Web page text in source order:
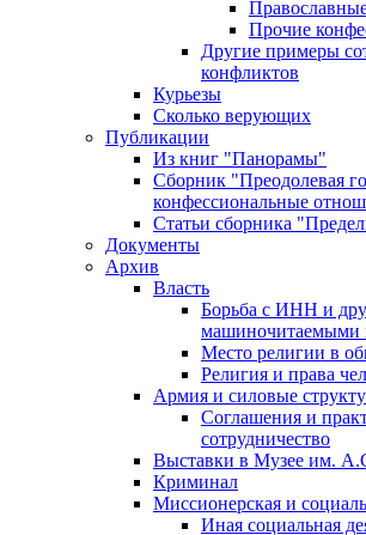
Прочие
Другие примеры
конфликтов
Курьезы
Сколько верующих
Публикации
Из книг "Панорамы"
Сборник "Преодолевая
конфессиональные
Статьи сборника
Документы
Архив
Власть
Борьба с ИНН и
машиночитаемыми
Место религии в
Религия и права
Армия и силовые
Соглашения и
сотрудничество
Выставки в Музее им.
Криминал
Миссионерская и
Иная социальная